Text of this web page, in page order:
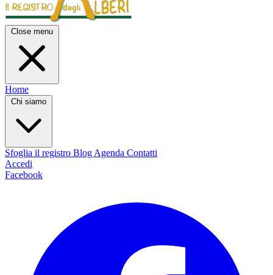
Close menu
Home
Chi siamo
Sfoglia il registro Blog Agenda Contatti
Accedi
Facebook